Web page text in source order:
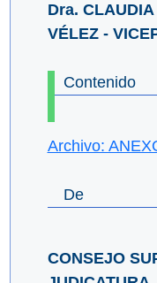
Dra.
VÉLEZ -
Contenido
Archivo:
De
CONSEJO